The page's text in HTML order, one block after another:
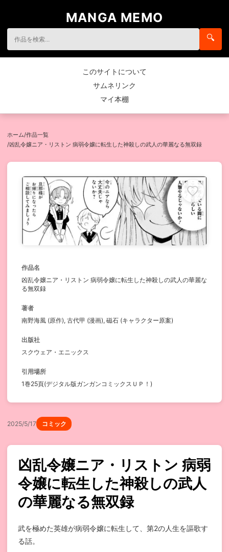
MANGA MEMO
🔍
このサイトについて
サムネリンク
マイ本棚
ホーム/作品一覧
/凶乱令嬢ニア・リストン 病弱令嬢に転生した神殺しの武人の華麗なる無双録
作品名
凶乱令嬢ニア・リストン 病弱令嬢に転生した神殺しの武人の華麗な
る無双録
著者
南野海風 (原作), 古代甲 (漫画), 磁石 (キャラクター原案)
出版社
スクウェア・エニックス
引用場所
1巻25頁(デジタル版ガンガンコミックスＵＰ！)
2025/5/17 コミック
凶乱令嬢ニア・リストン 病弱
令嬢に転生した神殺しの武人
の華麗なる無双録
武を極めた英雄が病弱令嬢に転生して、第2の人生を謳歌す
る話。